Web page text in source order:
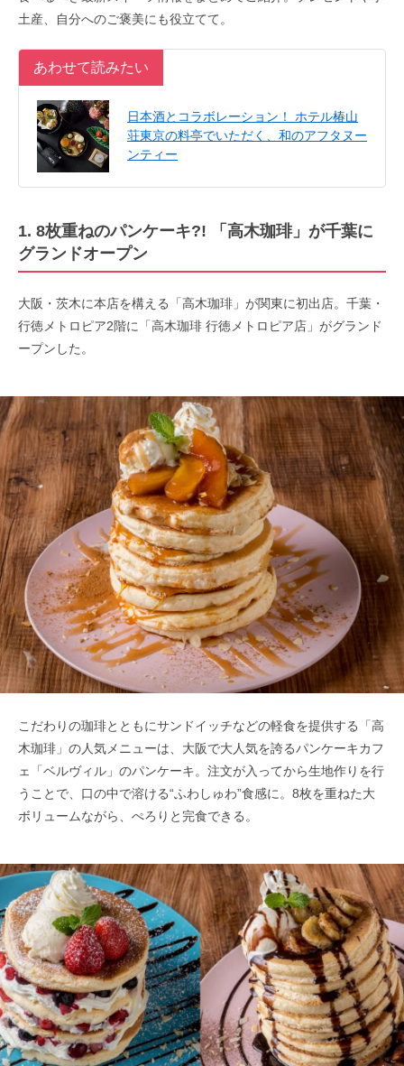
土産、自分へのご褒美にも役立てて。
あわせて読みたい
日本酒とコラボレーション！ ホテル椿山
荘東京の料亭でいただく、和のアフタヌー
ンティー
1. 8枚重ねのパンケーキ?! 「高木珈琲」が千葉に
グランドオープン
大阪・茨木に本店を構える「高木珈琲」が関東に初出店。千葉・
行徳メトロピア2階に「高木珈琲 行徳メトロピア店」がグランド
ープンした。
こだわりの珈琲とともにサンドイッチなどの軽食を提供する「高
木珈琲」の人気メニューは、大阪で大人気を誇るパンケーキカフ
ェ「ベルヴィル」のパンケーキ。注文が入ってから生地作りを行
うことで、口の中で溶ける“ふわしゅわ”食感に。8枚を重ねた大
ボリュームながら、ぺろりと完食できる。